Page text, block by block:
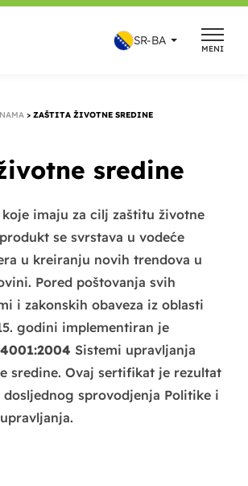
SR-BA
MENI
> ZAŠTITA ŽIVOTNE SREDINE
sredine​
imaju za cilj zaštitu životne
se svrstava u vodeće
u kreiranju novih trendova u
Pored poštovanja svih
i zakonskih obaveza iz oblasti
godini implementiran je
Sistemi upravljanja
sredine. Ovaj sertifikat je rezultat
sprovodjenja Politike i